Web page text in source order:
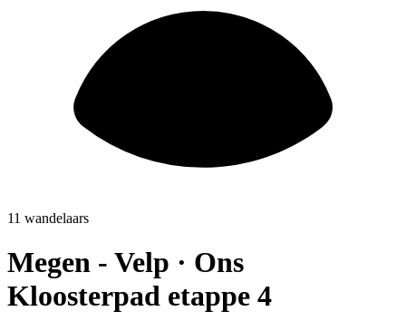
11 wandelaars
Megen - Velp · Ons
Kloosterpad etappe 4